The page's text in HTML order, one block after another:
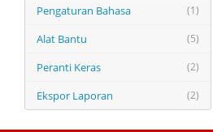
(1)
Pengaturan Bahasa
(5)
Alat Bantu
(2)
Peranti Keras
(2)
Ekspor Laporan